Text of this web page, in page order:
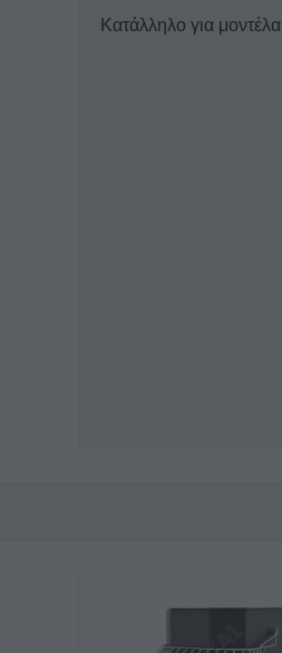
Κατάλληλο για μοντέλα